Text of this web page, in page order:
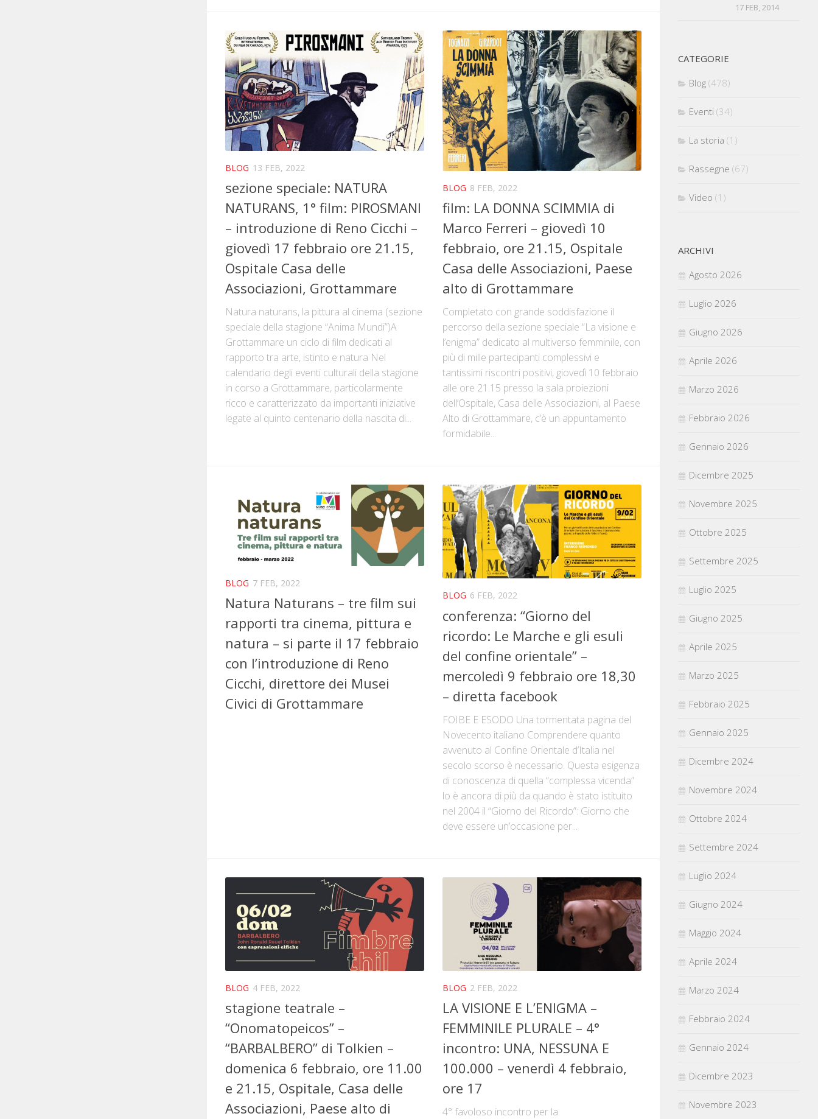
BLOG 13 FEB, 2022
sezione speciale: NATURA
NATURANS, 1° film: PIROSMANI
– introduzione di Reno Cicchi –
giovedì 17 febbraio ore 21.15,
Ospitale Casa delle
Associazioni, Grottammare
Natura naturans, la pittura al cinema (sezione
speciale della stagione “Anima Mundi”)A
Grottammare un ciclo di film dedicati al
rapporto tra arte, istinto e natura Nel
calendario degli eventi culturali della stagione
in corso a Grottammare, particolarmente
ricco e caratterizzato da importanti iniziative
legate al quinto centenario della nascita di...
BLOG 8 FEB, 2022
film: LA DONNA SCIMMIA di
Marco Ferreri – giovedì 10
febbraio, ore 21.15, Ospitale
Casa delle Associazioni, Paese
alto di Grottammare
Completato con grande soddisfazione il
percorso della sezione speciale “La visione e
l’enigma” dedicato al multiverso femminile, con
più di mille partecipanti complessivi e
tantissimi riscontri positivi, giovedì 10 febbraio
alle ore 21.15 presso la sala proiezioni
dell’Ospitale, Casa delle Associazioni, al Paese
Alto di Grottammare, c’è un appuntamento
formidabile...
BLOG 7 FEB, 2022
Natura Naturans – tre film sui
rapporti tra cinema, pittura e
natura – si parte il 17 febbraio
con l’introduzione di Reno
Cicchi, direttore dei Musei
Civici di Grottammare
BLOG 6 FEB, 2022
conferenza: “Giorno del
ricordo: Le Marche e gli esuli
del confine orientale” –
mercoledì 9 febbraio ore 18,30
– diretta facebook
FOIBE E ESODO Una tormentata pagina del
Novecento italiano Comprendere quanto
avvenuto al Confine Orientale d’Italia nel
secolo scorso è necessario. Questa esigenza
di conoscenza di quella “complessa vicenda”
lo è ancora di più da quando è stato istituito
nel 2004 il “Giorno del Ricordo”: Giorno che
deve essere un’occasione per...
BLOG 4 FEB, 2022
stagione teatrale –
“Onomatopeicos” –
“BARBALBERO” di Tolkien –
domenica 6 febbraio, ore 11.00
e 21.15, Ospitale, Casa delle
Associazioni, Paese alto di
BLOG 2 FEB, 2022
LA VISIONE E L’ENIGMA –
FEMMINILE PLURALE – 4°
incontro: UNA, NESSUNA E
100.000 – venerdì 4 febbraio,
ore 17
4° favoloso incontro per la
17 FEB, 2014
CATEGORIE
Blog (478)
Eventi (34)
La storia (1)
Rassegne (67)
Video (1)
ARCHIVI
Agosto 2026
Luglio 2026
Giugno 2026
Aprile 2026
Marzo 2026
Febbraio 2026
Gennaio 2026
Dicembre 2025
Novembre 2025
Ottobre 2025
Settembre 2025
Luglio 2025
Giugno 2025
Aprile 2025
Marzo 2025
Febbraio 2025
Gennaio 2025
Dicembre 2024
Novembre 2024
Ottobre 2024
Settembre 2024
Luglio 2024
Giugno 2024
Maggio 2024
Aprile 2024
Marzo 2024
Febbraio 2024
Gennaio 2024
Dicembre 2023
Novembre 2023